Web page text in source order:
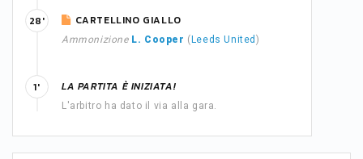
CARTELLINO GIALLO
Ammonizione L. Cooper ( Leeds United)
28'
LA PARTITA È INIZIATA!
L'arbitro ha dato il via alla gara.
1'